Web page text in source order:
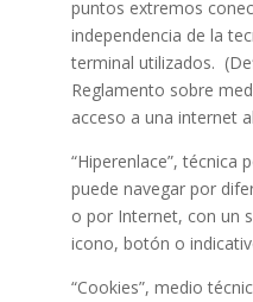
puntos extremos
independencia de la
terminal utilizados.
Reglamento sobre
acceso a una internet
“Hiperenlace”, técnica
puede navegar por
o por Internet, con un
icono, botón o
“Cookies”, medio